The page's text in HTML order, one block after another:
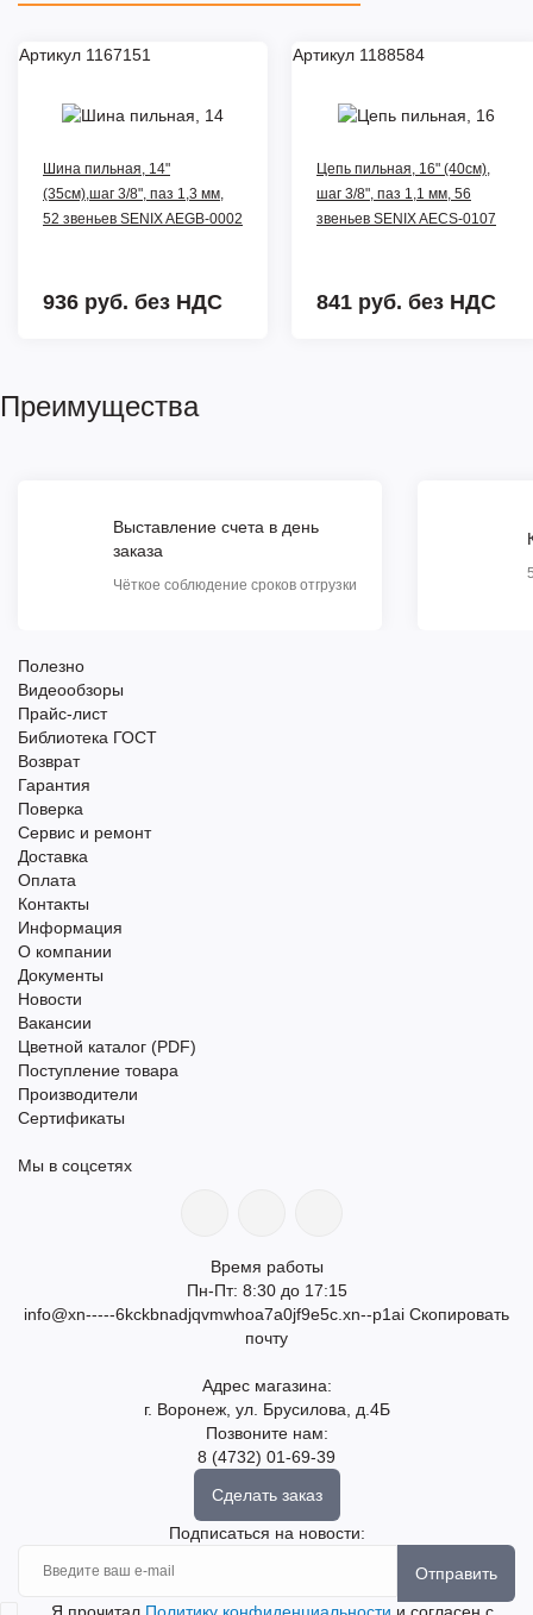
Артикул 1167151
Шина пильная, 14"
(35см),шаг 3/8", паз 1,3 мм,
52 звеньев SENIX AEGB-0002
936 руб. без НДС
Артикул 1188584
Цепь пильная, 16" (40см),
шаг 3/8", паз 1,1 мм, 56
звеньев SENIX AECS-0107
841 руб. без НДС
Преимущества
Выставление счета в день
заказа
Чёткое соблюдение сроков отгрузки
Полезно
Видеообзоры
Прайс-лист
Библиотека ГОСТ
Возврат
Гарантия
Поверка
Сервис и ремонт
Доставка
Оплата
Контакты
Информация
О компании
Документы
Новости
Вакансии
Цветной каталог (PDF)
Поступление товара
Производители
Сертификаты
Мы в соцсетях
Время работы
Пн-Пт: 8:30 до 17:15
info@xn-----6kckbnadjqvmwhoa7a0jf9e5c.xn--p1ai Скопировать
почту
Адрес магазина:
г. Воронеж, ул. Брусилова, д.4Б
Позвоните нам:
8 (4732) 01-69-39
Сделать заказ
Подписаться на новости:
Отправить
Я прочитал Политику конфиденциальности и согласен с